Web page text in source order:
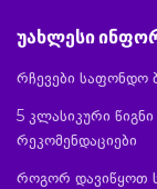
უახლესი
რჩევები საფონდო
5 კლასიკური
რეკომენდაციები
როგორ დავიწყოთ